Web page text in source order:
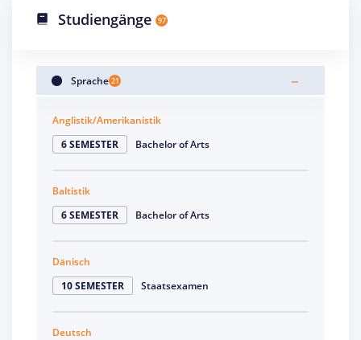
Studiengänge 97
Sprache 21
Anglistik/Amerikanistik
6 SEMESTER
Bachelor of Arts
Baltistik
6 SEMESTER
Bachelor of Arts
Dänisch
10 SEMESTER
Staatsexamen
Deutsch